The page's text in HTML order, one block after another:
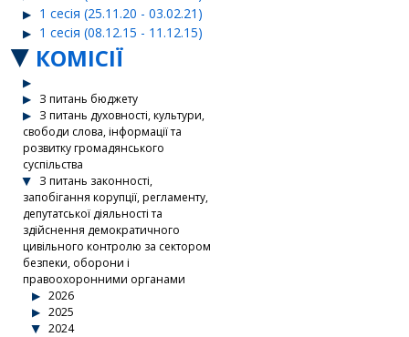
1 сесія (25.11.20 - 03.02.21)
1 сесія (08.12.15 - 11.12.15)
КОМІСІЇ
З питань бюджету
З питань духовності, культури,
свободи слова, інформації та
розвитку громадянського
суспільства
З питань законності,
запобігання корупції, регламенту,
депутатської діяльності та
здійснення демократичного
цивільного контролю за сектором
безпеки, оборони і
правоохоронними органами
2026
2025
2024